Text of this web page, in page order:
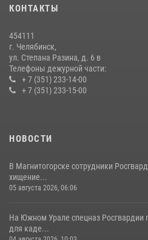
08 июля 2026, 12:05
КОНТАКТЫ
454111
г. Челябинск,
ул. Степана Разина, д. 6 в
Телефоны дежурной части:
+ 7 (351) 233-14-00
+ 7 (351) 233-15-00
НОВОСТИ
В Магнитогорске сотрудники
хищение...
05 августа 2026, 06:06
На Южном Урале спецназ Росгвардии
для каде...